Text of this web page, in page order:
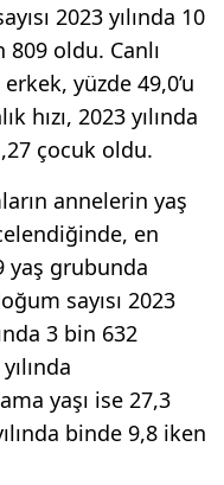
2023 yılında 10
809 oldu. Canlı
yüzde 49,0’u
hızı, 2023 yılında
çocuk oldu.
annelerin yaş
en
yaş grubunda
sayısı 2023
3 bin 632
yaşı ise 27,3
binde 9,8 iken